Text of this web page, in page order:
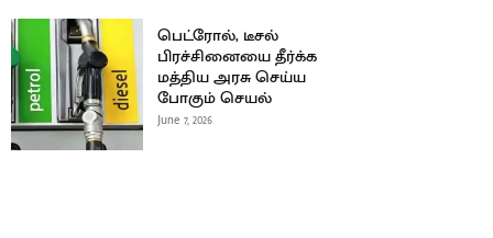
பெட்ரோல், டீசல்
பிரச்சினையை தீர்க்க
மத்திய அரசு செய்ய
போகும் செயல்
June 7, 2026